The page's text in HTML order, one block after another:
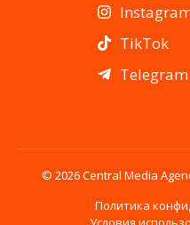
TikTok
Telegram
© 2026 Central Media
Политика